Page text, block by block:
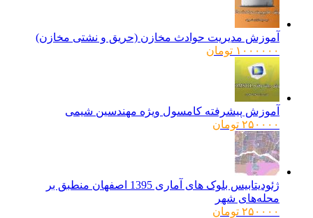
آموزش مدیریت حوادث مخازن (حریق و نشتی مخازن)
۱۰۰۰۰۰۰ تومان
آموزش پیشرفته کامسول ویژه مهندسین شیمی
۲۵۰۰۰۰ تومان
ژئودیتابیس بلوک های آماری 1395 اصفهان منطبق بر
محله‌های شهر
۲۵۰۰۰۰ تومان